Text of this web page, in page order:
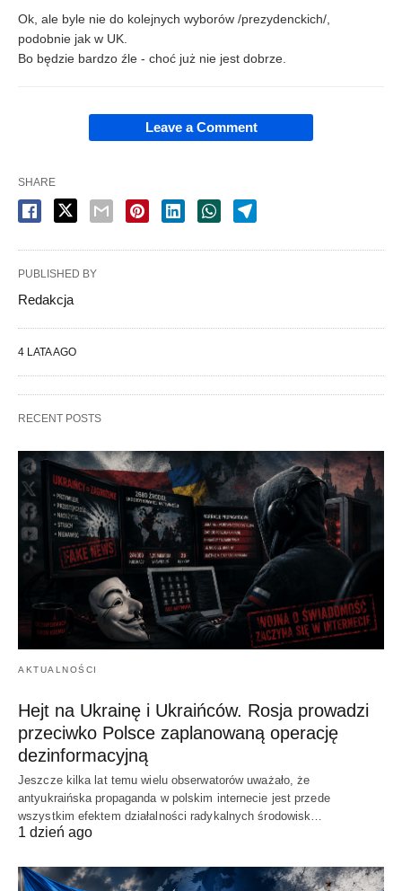
Ok, ale byle nie do kolejnych wyborów /prezydenckich/,
podobnie jak w UK.
Bo będzie bardzo źle - choć już nie jest dobrze.
Leave a Comment
SHARE
PUBLISHED BY
Redakcja
4 LATA AGO
RECENT POSTS
AKTUALNOŚCI
Hejt na Ukrainę i Ukraińców. Rosja prowadzi
przeciwko Polsce zaplanowaną operację
dezinformacyjną
Jeszcze kilka lat temu wielu obserwatorów uważało, że
antyukraińska propaganda w polskim internecie jest przede
wszystkim efektem działalności radykalnych środowisk…
1 dzień ago